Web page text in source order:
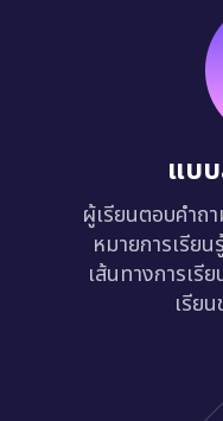
แบ
ผู้เรียนตอบคำถ
หมายการเรีย
เส้นทางการเรี
เรีย